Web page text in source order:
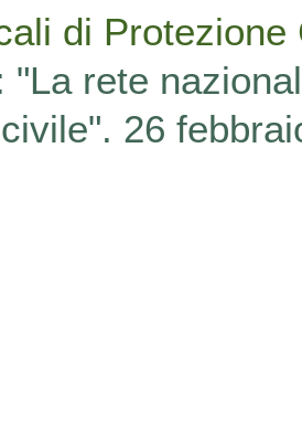
di Protezione
"La rete
26